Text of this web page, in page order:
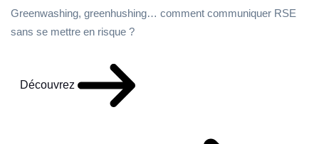
Greenwashing, greenhushing… comment communiquer RSE
sans se mettre en risque ?
Découvrez